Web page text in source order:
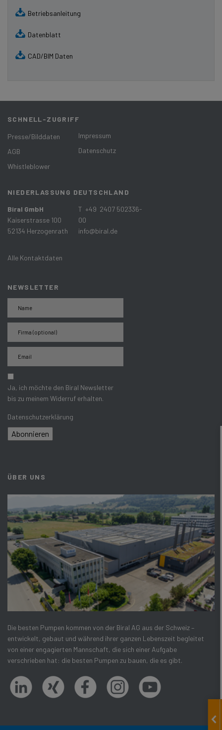
Betriebsanleitung
Datenblatt
CAD/BIM Daten
SCHNELL-ZUGRIFF
Presse/Bilddaten
AGB
Whistleblower
Impressum
Datenschutz
NIEDERLASSUNG DEUTSCHLAND
Biral GmbH
Kaiserstrasse 100
52134 Herzogenrath
Alle Kontaktdaten
T +49 2407 502336-
00
info@biral.de
NEWSLETTER
Ja, ich möchte den Biral Newsletter
bis zu meinem Widerruf erhalten.
Datenschutzerklärung
Abonnieren
ÜBER UNS
Die besten Pumpen kommen von der Biral AG aus der Schweiz –
entwickelt, gebaut und während ihrer ganzen Lebenszeit begleitet
von einer engagierten Mannschaft, die sich einer Aufgabe
verschrieben hat: die besten Pumpen zu bauen, die es gibt.